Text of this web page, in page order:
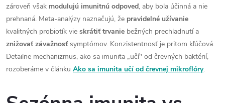
zároveň však modulujú imunitnú odpoveď, aby bola účinná a nie
prehnaná. Meta-analýzy naznačujú, že pravidelné užívanie
kvalitných probiotík vie skrátiť trvanie bežných prechladnutí a
znižovať závažnosť symptómov. Konzistentnosť je pritom kľúčová.
Detailne mechanizmus, ako sa imunita „učí" od črevných baktérií,
rozoberáme v článku Ako sa imunita učí od črevnej mikroflóry.